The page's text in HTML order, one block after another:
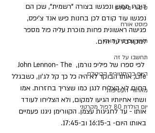
סיפורי ביטלס
פוסט אורח
ראיון עם ביל הארי
תחשבו על זה
היום בהיסטורית הביטלס
מאחורי העטיפות
יום הולדת 80 לפול מקרטני
דיברו ממש ונפגשו בצורה "רשמית", שכן הם
נפגשו עוד קודם לכן בחנות פיש אנד צ'יפס,
פגישה ראשונית פחות מוכרת עליה פול מספר
למקורביו עד היום.
לפי ספרו של פיליפ נורמן, John Lennon- The
Life, אותו הבוקר לא היה כל כך קל לג'ון, כשבגלל
החום לא הצליח לנגן כמו שצריך בחזרות. אמו
ושתי אחיותיו הגיעו למקום, ולא הצליחו לעודד
אותו - עד לחגיגות עצמן. הקוורימן ניגנו פעמיים
באותו היום- ב-16:15 וב-17:45.